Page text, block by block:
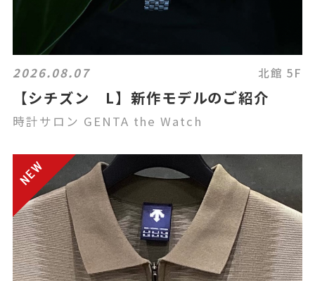
2026.08.07 北館 5F
【シチズン L】新作モデルのご紹介
時計サロン GENTA the Watch